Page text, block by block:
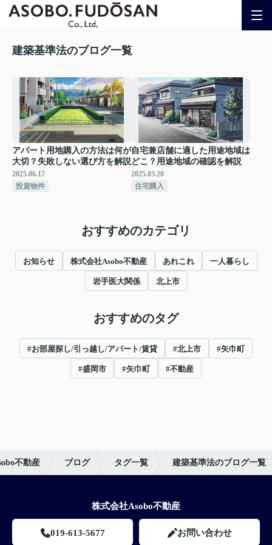
建築基準法のブログ一覧
アパート用地購入の方法は何が
大切？失敗しない選び方を解説
2025.06.17
投資物件
自宅兼店舗に適した用途地域は
どこ？用途地域の確認を解説
2025.03.20
住宅購入
おすすめのカテゴリ
お知らせ 株式会社Asobo不動産 あれこれ 一人暮らし
岩手医大関係 北上市
おすすめのタグ
#お部屋探し/引っ越し/アパート/賃貸 #北上市 #矢巾町
#盛岡市 #矢巾町 #不動産
不動産 ブログ タグ一覧 建築基準法のブログ一覧
株式会社Asobo不動産
019-613-5677 お問い合わせ